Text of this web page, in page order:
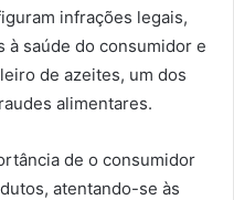
infrações legais,
à saúde do consumidor e
de azeites, um dos
alimentares.
de o consumidor
atentando-se às